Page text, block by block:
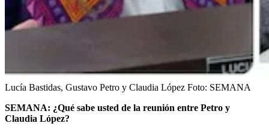
Lucía Bastidas, Gustavo Petro y Claudia López Foto: SEMANA
SEMANA: ¿Qué sabe usted de la reunión entre Petro y
Claudia López?